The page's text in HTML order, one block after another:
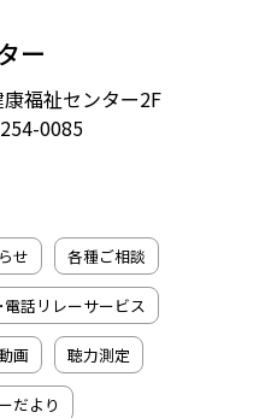
ー
福祉センター2F
0085
せ 各種ご相談
電話リレーサービス
画 聴力測定
だより